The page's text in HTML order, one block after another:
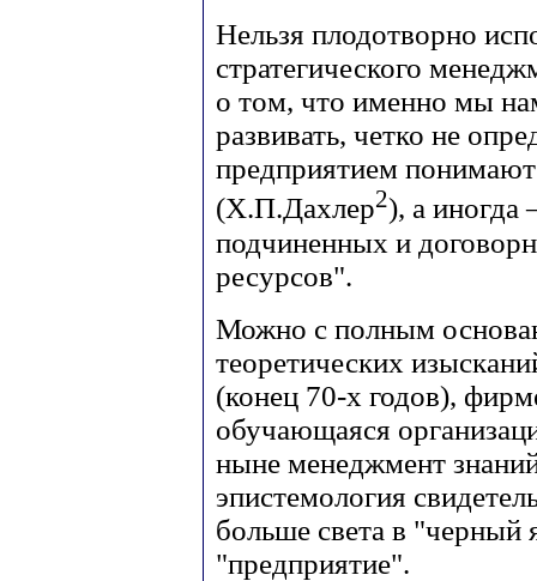
Нельзя плодотворно
стратегического
о том, что именно мы
развивать, четко не
предприятием
(Х.П.Дахлер2), а иногда
подчиненных и
ресурсов".
Можно с полным
теоретических
(конец 70-х годов),
обучающаяся
ныне менеджмент
эпистемология
больше света в "черный
"предприятие".